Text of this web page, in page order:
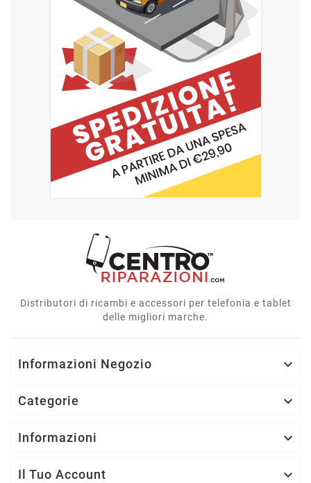
Distributori di ricambi e accessori per telefonia e tablet
delle migliori marche.
Informazioni Negozio 
Categorie 
Informazioni 
Il Tuo Account 